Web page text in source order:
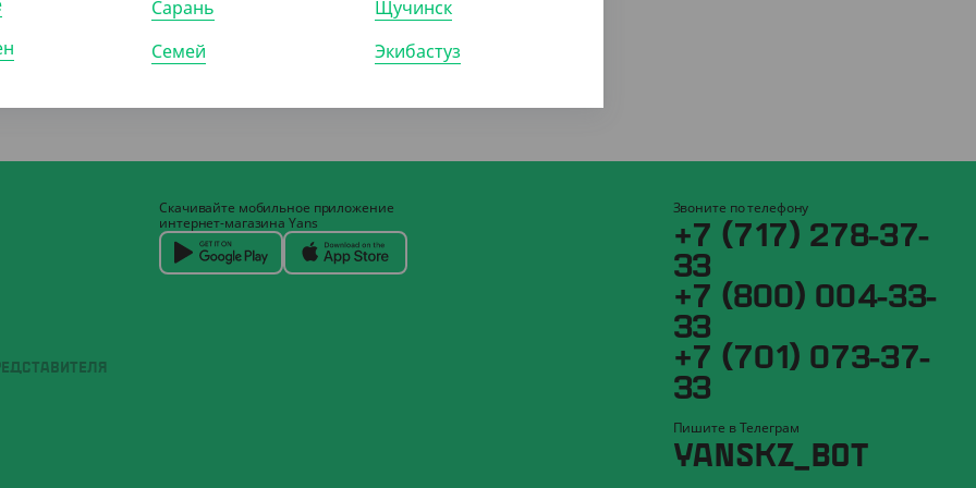
Скачивайте мобильное приложение
интернет-магазина Yans
Звоните по телефону
+7 (717) 278-37-
33
+7 (800) 004-33-
33
+7 (701) 073-37-
33
Пишите в Телеграм
YANSKZ_BOT
Сарань
Семей
Щучинск
Экибастуз